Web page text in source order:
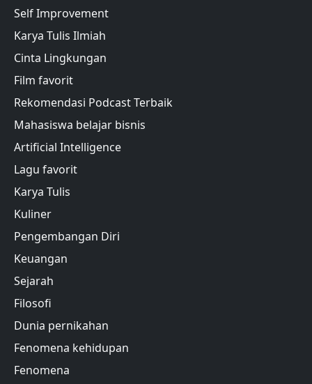
Self Improvement
Karya Tulis Ilmiah
Cinta Lingkungan
Film favorit
Rekomendasi Podcast Terbaik
Mahasiswa belajar bisnis
Artificial Intelligence
Lagu favorit
Karya Tulis
Kuliner
Pengembangan Diri
Keuangan
Sejarah
Filosofi
Dunia pernikahan
Fenomena kehidupan
Fenomena